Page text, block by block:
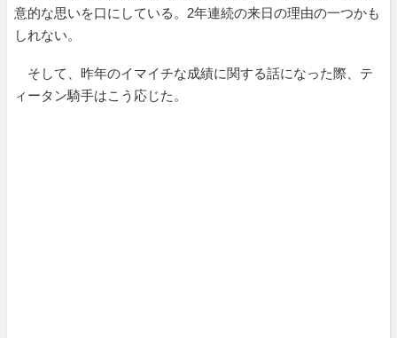
意的な思いを口にしている。2年連続の来日の理由の一つかも
しれない。
そして、昨年のイマイチな成績に関する話になった際、テ
ィータン騎手はこう応じた。